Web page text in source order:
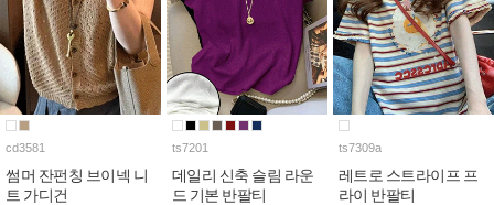
cd3581
썸머 잔펀칭 브이넥 니
트 가디건
ts7201
데일리 신축 슬림 라운
드 기본 반팔티
ts7309a
레트로 스트라이프 프
라이 반팔티